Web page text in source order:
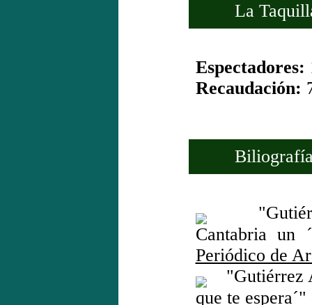
La
Espectadores:
Recaudación:
Cantabria un
Periódico de
"Gutiérrez
que te